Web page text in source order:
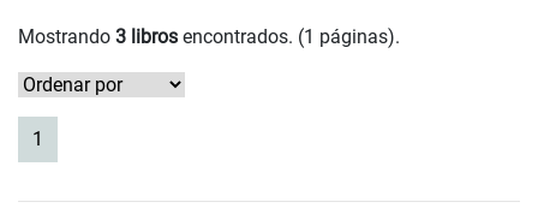
Mostrando 3 libros encontrados. (1 páginas).
1